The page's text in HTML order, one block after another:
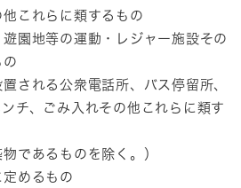
これらに類するもの
園地等の運動・レジャー施設その
の
される公衆電話所、バス停留所、
チ、ごみ入れその他これらに類す
であるものを除く。）
めるもの